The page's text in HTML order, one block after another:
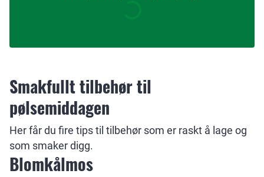
Smakfullt tilbehør til
pølsemiddagen
Her får du fire tips til tilbehør som er raskt å lage og
som smaker digg.
Blomkålmos